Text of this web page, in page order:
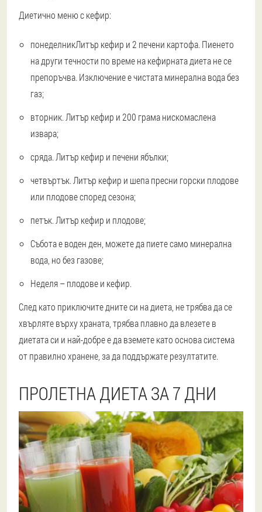
Диетично меню с кефир:
понеделникЛитър кефир и 2 печени картофа. Пиенето
на други течности по време на кефирната диета не се
препоръчва. Изключение е чистата минерална вода без
газ;
вторник. Литър кефир и 200 грама нискомаслена
извара;
сряда. Литър кефир и печени ябълки;
четвъртък. Литър кефир и шепа пресни горски плодове
или плодове според сезона;
петък. Литър кефир и плодове;
Събота е воден ден, можете да пиете само минерална
вода, но без газове;
Неделя – плодове и кефир.
След като приключите дните си на диета, не трябва да се
хвърляте върху храната, трябва плавно да влезете в
диетата си и най-добре е да вземете като основа система
от правилно хранене, за да поддържате резултатите.
ПРОЛЕТНА ДИЕТА ЗА 7 ДНИ